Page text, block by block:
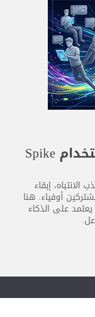
حوّل القرّاء إلى معجبين باستخدام Spike
إبقاء
أوفياء. هنا
على الذكاء